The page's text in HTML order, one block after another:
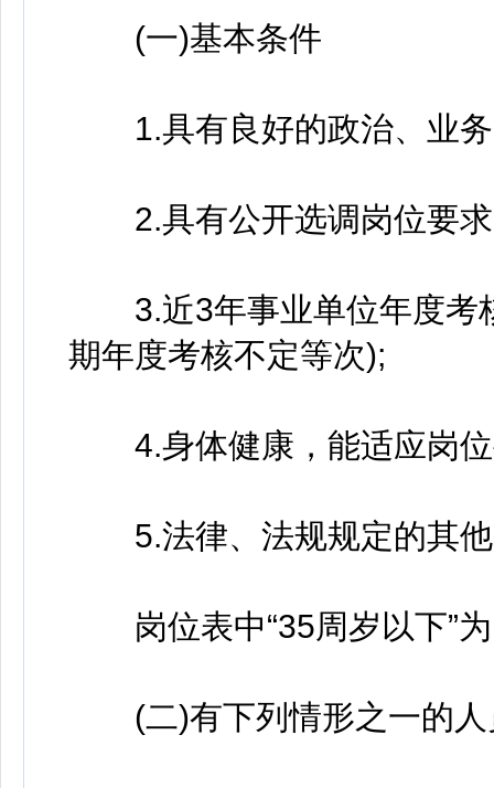
(一)基本条件
1.具有良好的政治、业务
2.具有公开选调岗位要求
3.近3年事业单位年度考
期年度考核不定等次);
4.身体健康，能适应岗位
5.法律、法规规定的其他
岗位表中“35周岁以下”为
(二)有下列情形之一的人